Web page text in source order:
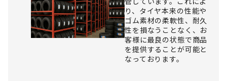
り、タイヤ本来の性能や
ゴム素材の柔軟性、耐久
性を損なうことなく、お
客様に最良の状態で商品
を提供することが可能と
なっております。